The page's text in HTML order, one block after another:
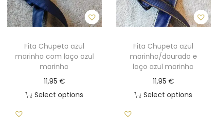
Fita Chupeta azul
marinho com laço azul
marinho
11,95 €
Select options
Fita Chupeta azul
marinho/dourado e
laço azul marinho
11,95 €
Select options